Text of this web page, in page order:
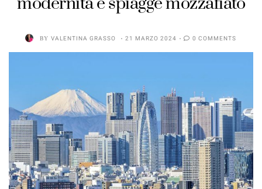
BY VALENTINA GRASSO 21 MARZO 2024 0 COMMENTS